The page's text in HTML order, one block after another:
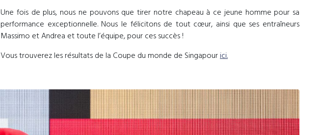
Une fois de plus, nous ne pouvons que tirer notre chapeau à ce jeune homme pour sa
performance exceptionnelle. Nous le félicitons de tout cœur, ainsi que ses entraîneurs
Massimo et Andrea et toute l’équipe, pour ces succès !
Vous trouverez les résultats de la Coupe du monde de Singapourici.